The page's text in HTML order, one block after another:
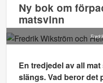
Ny bok om
matsvinn
En tredjedel av all
slängs. Vad beror det